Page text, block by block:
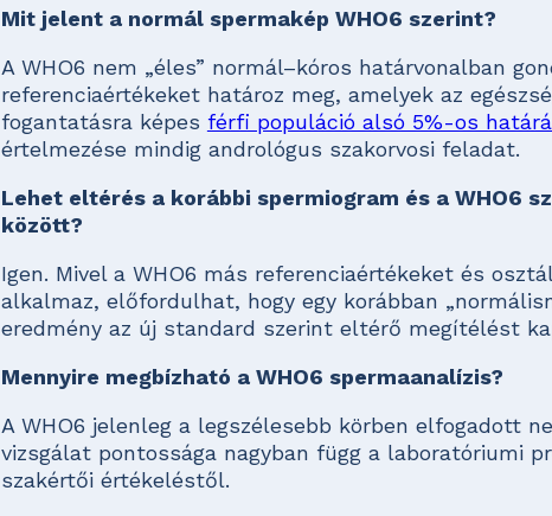
Mit jelent a normál spermakép WHO6 szerint?
A WHO6 nem „éles” normál–kóros határvonalban
referenciaértékeket határoz meg, amelyek az
fogantatásra képes férfi populáció alsó 5%-os
értelmezése mindig andrológus szakorvosi feladat.
Lehet eltérés a korábbi spermiogram és a WHO6
között?
Igen. Mivel a WHO6 más referenciaértékeket és
alkalmaz, előfordulhat, hogy egy korábban
eredmény az új standard szerint eltérő megítélést
Mennyire megbízható a WHO6 spermaanalízis?
A WHO6 jelenleg a legszélesebb körben elfogadott
vizsgálat pontossága nagyban függ a laboratóriumi
szakértői értékeléstől.